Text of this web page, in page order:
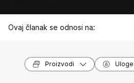
Ovaj članak se odnosi na:
Proizvodi Uloge